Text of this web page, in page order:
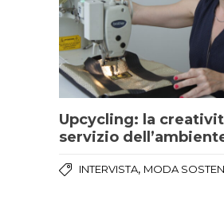
Upcycling: la
servizio
INTERVISTA, MODA